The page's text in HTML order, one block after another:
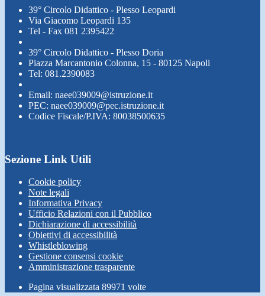
39° Circolo Didattico - Plesso Leopardi
Via Giacomo Leopardi 135
Tel - Fax 081 2395422
39° Circolo Didattico - Plesso Doria
Piazza Marcantonio Colonna, 15 - 80125 Napoli
Tel: 081.2390083
Email: naee039009@istruzione.it
PEC: naee039009@pec.istruzione.it
Codice Fiscale/P.IVA: 80038500635
Sezione Link Utili
Cookie policy
Note legali
Informativa Privacy
Ufficio Relazioni con il Pubblico
Dichiarazione di accessibilità
Obiettivi di accessibilità
Whistleblowing
Gestione consensi cookie
Amministrazione trasparente
Pagina visualizzata 89971 volte